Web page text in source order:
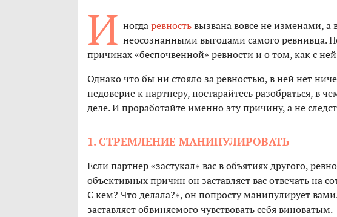
И ногдаревностьвызвана вовсе не изменами,
неосознанными выгодами самого ревнивца.
причинах «беспочвенной» ревности и о том, как с ней
Однако что бы ни стояло за ревностью, в ней нет
недоверие к партнеру, постарайтесь разобраться, в
деле. И проработайте именно эту причину, а не
1. СТРЕМЛЕНИЕ МАНИПУЛИРОВАТЬ
Если партнер «застукал» вас в объятиях другого,
объективных причин он заставляет вас отвечать на
С кем? Что делала?», он попросту манипулирует
заставляет обвиняемого чувствовать себя виноватым.